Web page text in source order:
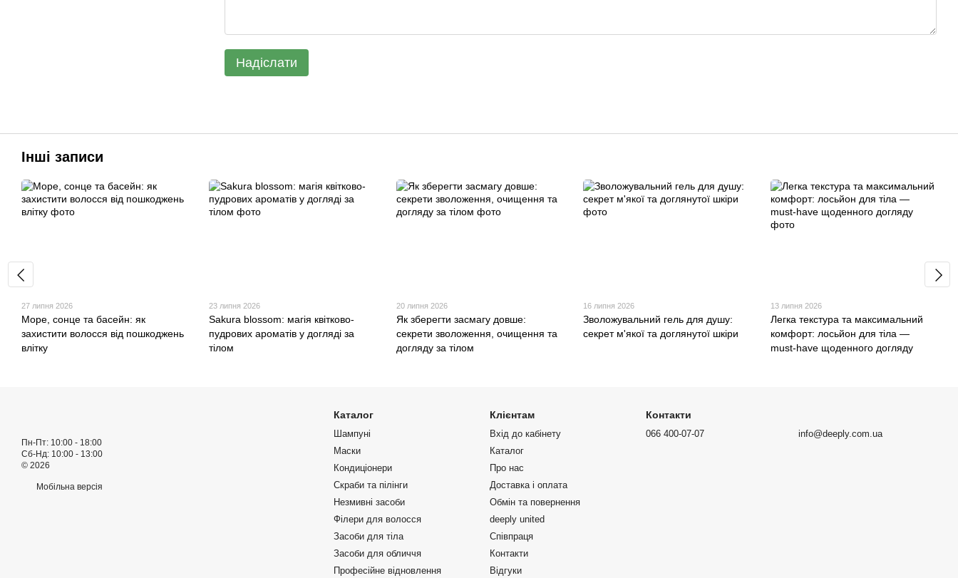
Надіслати
Інші записи
27 липня 2026
Море, сонце та басейн: як
захистити волосся від пошкоджень
влітку
23 липня 2026
Sakura blossom: магія квітково-
пудрових ароматів у догляді за
тілом
20 липня 2026
Як зберегти засмагу довше:
секрети зволоження, очищення та
догляду за тілом
16 липня 2026
Зволожувальний гель для душу:
секрет м'якої та доглянутої шкіри
13 липня 2026
Легка текстура та максимальний
комфорт: лосьйон для тіла —
must-have щоденного догляду
Пн-Пт: 10:00 - 18:00
Сб-Нд: 10:00 - 13:00
© 2026
Мобільна версія
Каталог
Шампуні
Маски
Кондиціонери
Скраби та пілінги
Незмивні засоби
Філери для волосся
Засоби для тіла
Засоби для обличчя
Професійне відновлення
Клієнтам
Вхід до кабінету
Каталог
Про нас
Доставка і оплата
Обмін та повернення
deeply united
Співпраця
Контакти
Відгуки
Контакти
066 400-07-07 info@deeply.com.ua